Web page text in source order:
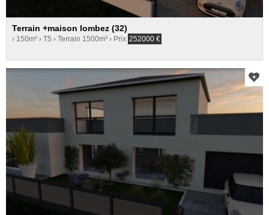
Terrain +maison lombez (32)
› 150m² › T5 › Terrain 1500m² › Prix 252000 €